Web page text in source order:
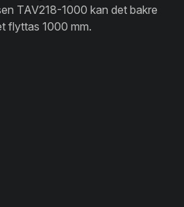
TAV218-1000 kan det bakre
flyttas 1000 mm.